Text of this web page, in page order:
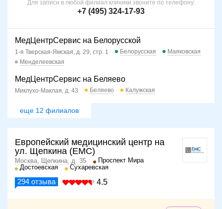
Для записи в любой филиал клиники звоните по телефону:
+7 (495) 324-17-93
МедЦентрСервис на Белорусской
1-я Тверская-Ямская, д. 29, стр. 1 Белорусская
Маяковская
Менделеевская
МедЦентрСервис на Беляево
Миклухо-Маклая, д. 43 Беляево Калужская
еще 12 филиалов
Европейский медицинский центр на
ул. Щепкина (ЕМС)
Москва, Щепкина, д. 35
Проспект Мира
Достоевская
Сухаревская
294 отзыва 4.5